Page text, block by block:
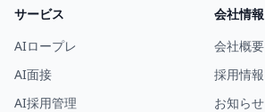
サービス
AIロープレ
AI面接
AI採用管理
会社情報
会社概要
採用情報
お知らせ